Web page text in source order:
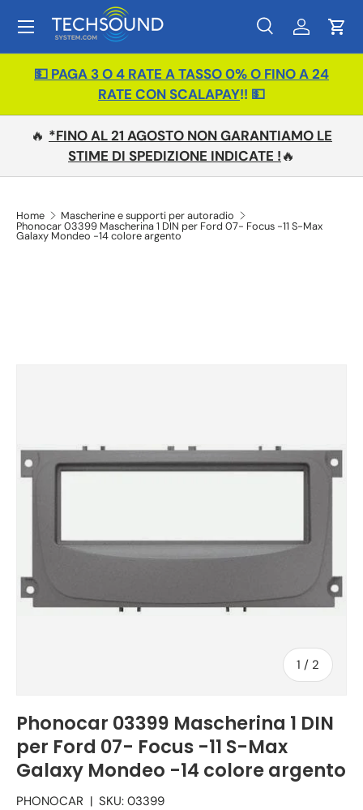
Passa ai contenuti
Cerca
Tipo prodotto
Tutto
CercaAccedi
Menu
💵 PAGA 3 O 4 RATE A TASSO 0% O FINO A 24
RATE CON SCALAPAY!! 💵
🔥 *FINO AL 21 AGOSTO NON GARANTIAMO LE
STIME DI SPEDIZIONE INDICATE !🔥
Home
Mascherine e supporti per autoradio
Phonocar 03399 Mascherina 1 DIN per Ford 07- Focus -11 S-Max
Galaxy Mondeo -14 colore argento
1 / di
2
Phonocar 03399 Mascherina 1 DIN
per Ford 07- Focus -11 S-Max
Galaxy Mondeo -14 colore argento
PHONOCAR | SKU: 03399